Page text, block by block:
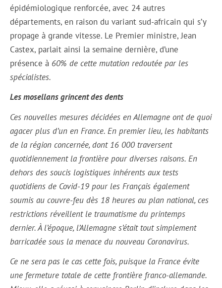
épidémiologique renforcée, avec 24 autres
départements, en raison du variant sud-africain qui s’y
propage à grande vitesse. Le Premier ministre, Jean
Castex, parlait ainsi la semaine dernière, d’une
présence à 60% de cette mutation redoutée par les
spécialistes.
Les mosellans grincent des dents
Ces nouvelles mesures décidées en Allemagne ont de quoi
agacer plus d’un en France. En premier lieu, les habitants
de la région concernée, dont 16 000 traversent
quotidiennement la frontière pour diverses raisons. En
dehors des soucis logistiques inhérents aux tests
quotidiens de Covid-19 pour les Français également
soumis au couvre-feu dès 18 heures au plan national, ces
restrictions réveillent le traumatisme du printemps
dernier. À l’époque, l’Allemagne s’était tout simplement
barricadée sous la menace du nouveau Coronavirus.
Ce ne sera pas le cas cette fois, puisque la France évite
une fermeture totale de cette frontière franco-allemande.